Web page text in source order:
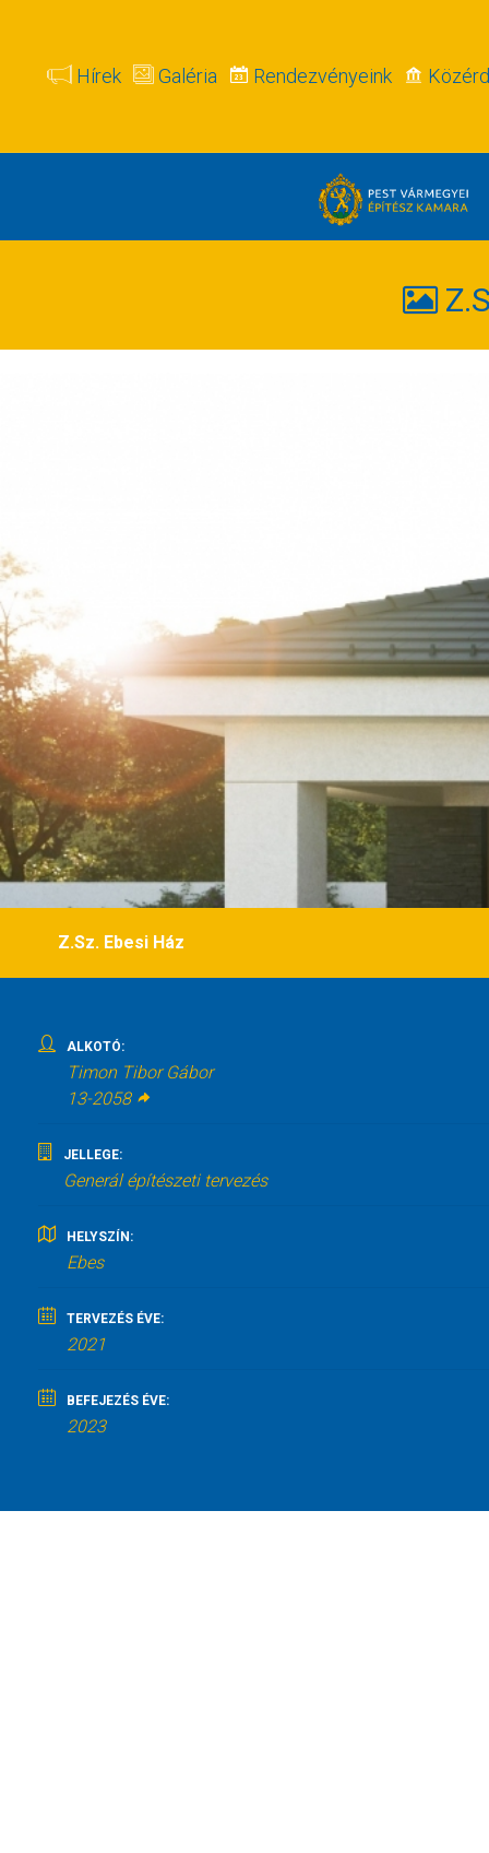
Hírek Galéria Rendezvényeink
Z.Sz. Ebesi Ház
ALKOTÓ:
Timon Tibor Gábor
13-2058
JELLEGE:
Generál építészeti tervezés
HELYSZÍN:
Ebes
TERVEZÉS ÉVE:
2021
BEFEJEZÉS ÉVE:
2023